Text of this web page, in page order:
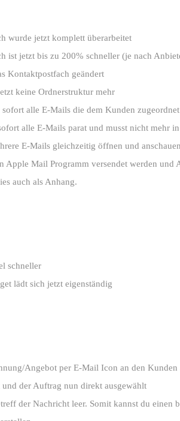
wurde jetzt komplett überarbeitet
ist jetzt bis zu 200% schneller (je nach
Kontaktpostfach geändert
keine Ordnerstruktur mehr
alle E-Mails die dem Kunden
alle E-Mails parat und musst nicht mehr
E-Mails gleichzeitig öffnen und anschauen
Apple Mail Programm versendet werden und
auch als Anhang.
schneller
lädt sich jetzt eigenständig
Angebot per E-Mail Icon an den Kunden
der Auftrag nun direkt ausgewählt
der Nachricht leer. Somit kannst du